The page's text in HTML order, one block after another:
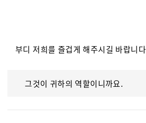
부디 저희를 즐겁게 해주시길 바랍니
그것이 귀하의 역할이니까요.